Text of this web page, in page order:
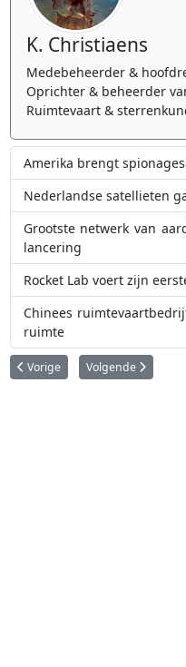
K. Christiaens
Medebeheerder &
Oprichter & beheerder
Ruimtevaart &
Amerika brengt
Nederlandse satellieten
Grootste netwerk van
lancering
Rocket Lab voert zijn
Chinees
ruimte
Vorig artikel: India brengt Spot
Vorige Volgende artikel:
Volgende